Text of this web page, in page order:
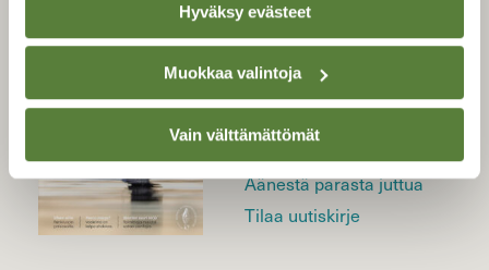
Hyväksy evästeet
Muokkaa valintoja
Vain välttämättömät
LEHTI
Uusin lehti
Äänestä parasta juttua
Tilaa uutiskirje